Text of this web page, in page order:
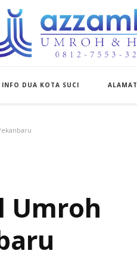
INFO DUA KOTA SUCI ALAMAT
Umroh